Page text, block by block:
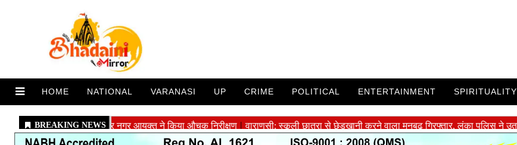
HOME NATIONAL VARANASI UP CRIME POLITICAL ENTERTAINMENT SPIRITUALITY